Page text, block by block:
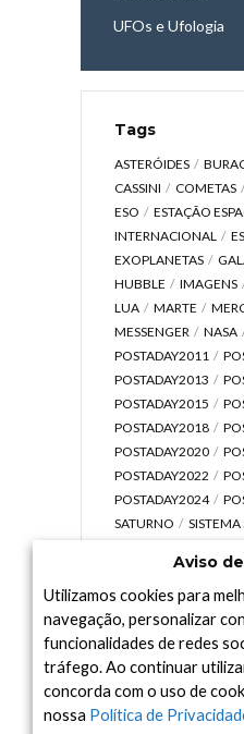
UFOs e Ufologia
Tags
ASTERÓIDES
CASSINI
COMETAS
ESO
ESTAÇÃO
INTERNACIONAL
EXOPLANETAS
HUBBLE
IMAGENS
LUA
MARTE
MESSENGER
NASA
POSTADAY2011
POSTADAY2013
POSTADAY2015
POSTADAY2018
POSTADAY2020
POSTADAY2022
POSTADAY2024
SATURNO
SISTEMA
UNIVERSO
VÍDEO
Arquivo
Arquivo
Aviso
Utilizamos cookies para
navegação, personalizar
funcionalidades de redes
tráfego. Ao continuar
concorda com o uso de
nossa Política de